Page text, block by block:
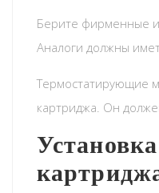
Берите фирменные
Аналоги должны
Термостатирующие
картриджа. Он